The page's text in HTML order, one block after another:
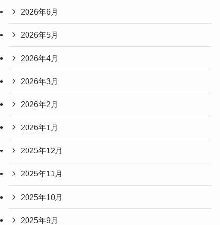
2026年6月
2026年5月
2026年4月
2026年3月
2026年2月
2026年1月
2025年12月
2025年11月
2025年10月
2025年9月